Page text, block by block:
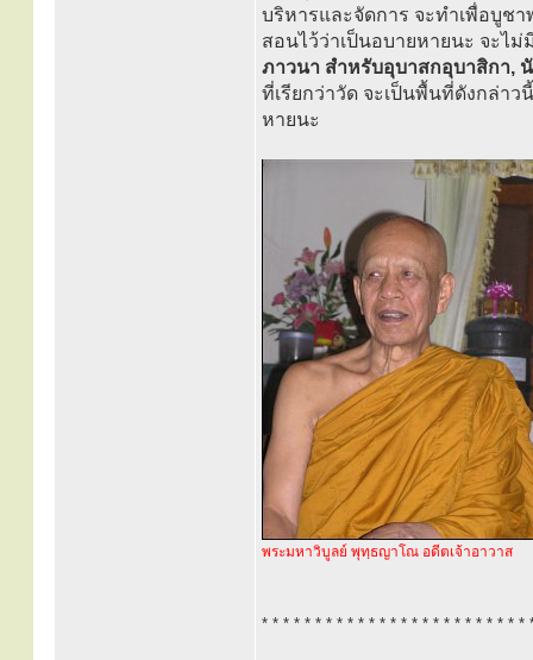
บริหารและจัดการ จะทำเพื่อบูช
สอนไว้ว่าเป็นอบายหายนะ จะไม่
ภาวนา สำหรับอุบาสกอุบาสิกา,
ที่เรียกว่าวัด จะเป็นพื้นที่ดังกล่าว
หายนะ
พระมหาวิบูลย์ พุทฺธญาโณ อดีตเจ้าอาวาส
* * * * * * * * * * * * * * * * * * * * * * * * *